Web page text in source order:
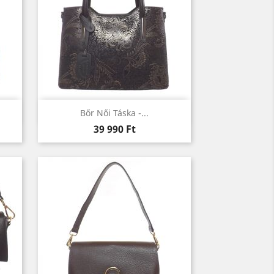
Bőr Női Táska -...
Ár
39 990 Ft
Előnézet